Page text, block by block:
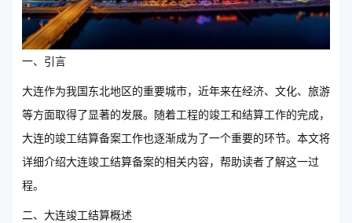
一、引言
大连作为我国东北地区的重要城市，近年来在经济、文化、旅游
等方面取得了显著的发展。随着工程的竣工和结算工作的完成，
大连的竣工结算备案工作也逐渐成为了一个重要的环节。本文将
详细介绍大连竣工结算备案的相关内容，帮助读者了解这一过
程。
二、大连竣工结算概述